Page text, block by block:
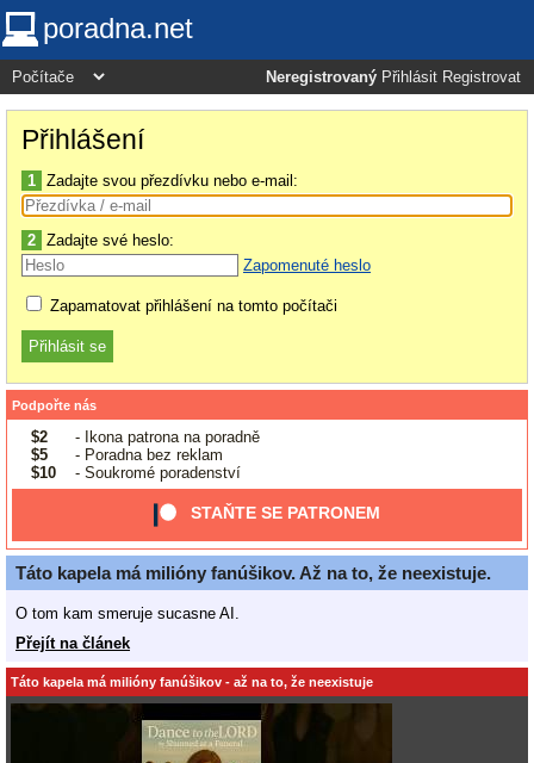
poradna.net
Neregistrovaný Přihlásit Registrovat
Přihlášení
1 Zadajte svou přezdívku nebo e-mail:
2 Zadajte své heslo:
Zapomenuté heslo
Zapamatovat přihlášení na tomto počítači
Podpořte nás
$2
- Ikona patrona na poradně
$5
- Poradna bez reklam
$10
- Soukromé poradenství
STAŇTE SE PATRONEM
Táto kapela má milióny fanúšikov. Až na to, že neexistuje.
O tom kam smeruje sucasne AI.
Přejít na článek
Táto kapela má milióny fanúšikov - až na to, že neexistuje